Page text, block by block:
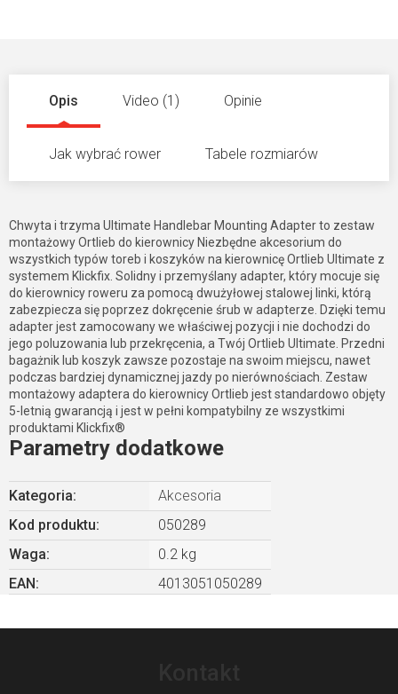
Opis Video (1) Opinie
Jak wybrać rower Tabele rozmiarów
Chwyta i trzyma Ultimate Handlebar Mounting Adapter to zestaw
montażowy Ortlieb do kierownicy Niezbędne akcesorium do
wszystkich typów toreb i koszyków na kierownicę Ortlieb Ultimate z
systemem Klickfix. Solidny i przemyślany adapter, który mocuje się
do kierownicy roweru za pomocą dwużyłowej stalowej linki, którą
zabezpiecza się poprzez dokręcenie śrub w adapterze. Dzięki temu
adapter jest zamocowany we właściwej pozycji i nie dochodzi do
jego poluzowania lub przekręcenia, a Twój Ortlieb Ultimate. Przedni
bagażnik lub koszyk zawsze pozostaje na swoim miejscu, nawet
podczas bardziej dynamicznej jazdy po nierównościach. Zestaw
montażowy adaptera do kierownicy Ortlieb jest standardowo objęty
5-letnią gwarancją i jest w pełni kompatybilny ze wszystkimi
produktami Klickfix®
Parametry dodatkowe
Kategoria:
Akcesoria
Kod produktu:
050289
Waga:
0.2 kg
EAN: 4013051050289